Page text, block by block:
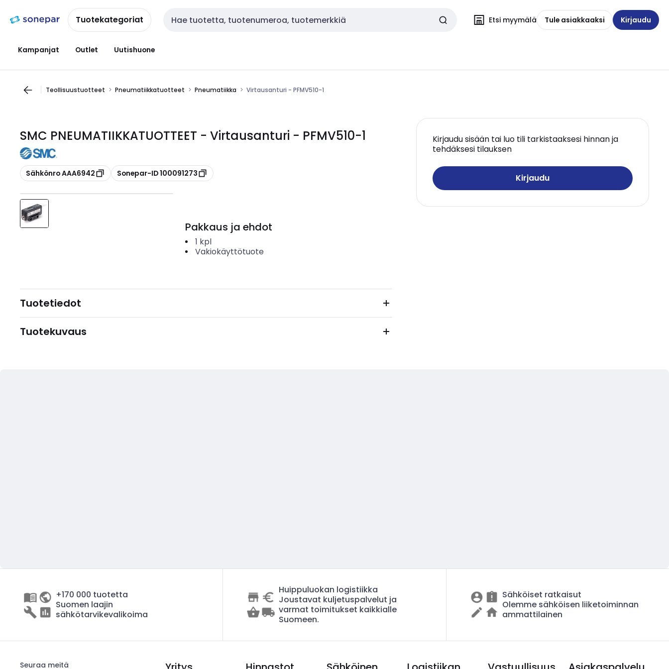
navigointiinsisältöönTuotekategoriat Haku Etsi myymälä Tule asiakkaaksi Kirjaudu
Kampanjat Outlet Uutishuone
Teollisuustuotteet Pneumatiikkatuotteet Pneumatiikka Virtausanturi - PFMV510-1
SMC PNEUMATIIKKATUOTTEET - Virtausanturi - PFMV510-1
Kopioi
Sähkönro AAA6942 Kopioi
Sonepar-ID 100091273
Kirjaudu sisään tai luo tili tarkistaaksesi hinnan ja
tehdäksesi tilauksen
Kirjaudu
Pakkaus ja ehdot
1 kpl
Vakiokäyttötuote
Tuotetiedot
Tuotekuvaus
+170 000 tuotetta
Suomen laajin
sähkötarvikevalikoima
Huippuluokan logistiikka
Joustavat kuljetuspalvelut ja
varmat toimitukset kaikkialle
Suomeen.
Sähköiset ratkaisut
Olemme sähköisen liiketoiminnan
ammattilainen
Seuraa meitä